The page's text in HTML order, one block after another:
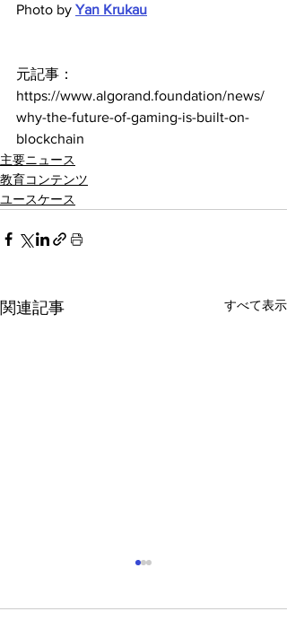
Photo by Yan Krukau
元記事：
https://www.algorand.foundation/news/
why-the-future-of-gaming-is-built-on-
blockchain
主要ニュース
教育コンテンツ
ユースケース
関連記事 すべて表示